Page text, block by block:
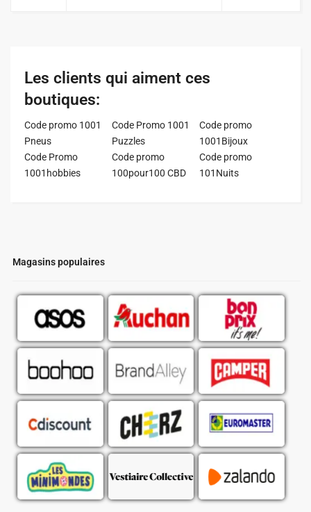
Magasins populaires
Les clients qui aiment ces
boutiques:
Code promo 1001
Pneus
Code Promo 1001
Puzzles
Code promo
1001Bijoux
Code Promo
1001hobbies
Code promo
100pour100 CBD
Code promo
101Nuits